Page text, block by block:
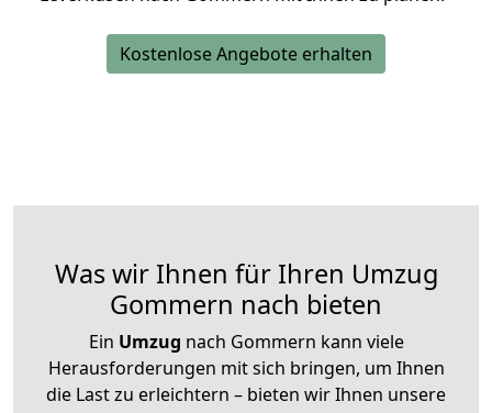
Kostenlose Angebote erhalten
Was wir Ihnen für Ihren Umzug
Gommern nach bieten
Ein Umzug nach Gommern kann viele
Herausforderungen mit sich bringen, um Ihnen
die Last zu erleichtern – bieten wir Ihnen unsere